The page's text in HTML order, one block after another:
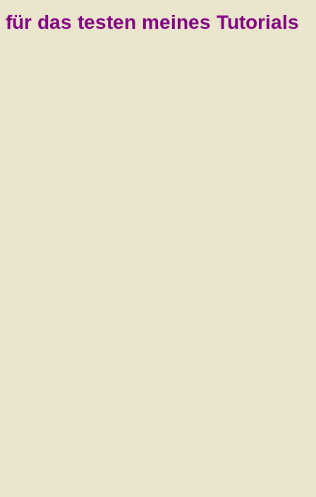
für das testen meines Tutorials